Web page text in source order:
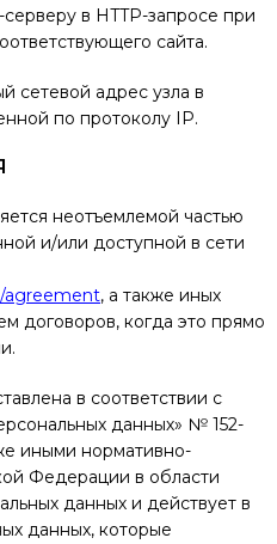
в HTTP-запросе при
сайта.
сетевой адрес узла в
по протоколу IP.
неотъемлемой частью
и/или доступной в сети
agreement, а также иных
договоров, когда это прямо
в соответствии с
данных» № 152-
иными нормативно-
Федерации в области
данных и действует в
данных, которые